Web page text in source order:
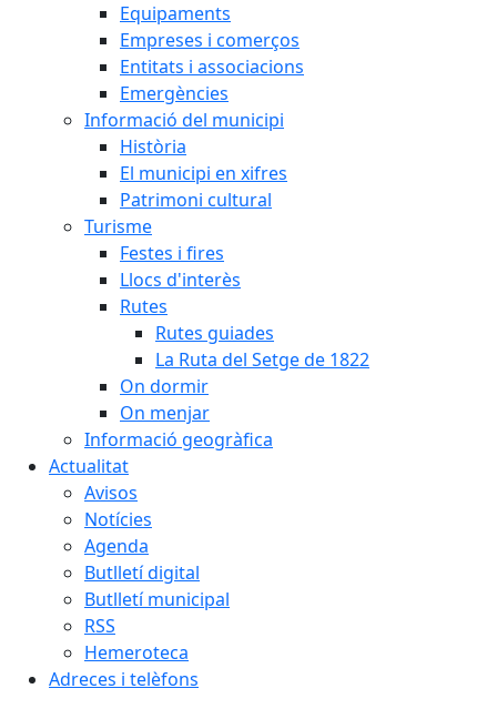
Equipaments
Empreses i comerços
Entitats i associacions
Emergències
Informació del municipi
Història
El municipi en xifres
Patrimoni cultural
Turisme
Festes i fires
Llocs d'interès
Rutes
Rutes guiades
La Ruta del Setge de 1822
On dormir
On menjar
Informació geogràfica
Actualitat
Avisos
Notícies
Agenda
Butlletí digital
Butlletí municipal
RSS
Hemeroteca
Adreces i telèfons